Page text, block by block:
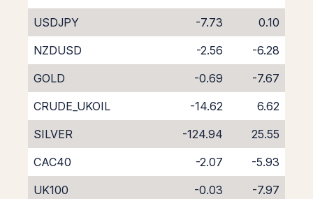
USDJPY
-7.73
0.10
NZDUSD
-2.56
-6.28
GOLD
-0.69
-7.67
CRUDE_UKOIL
-14.62
6.62
SILVER
-124.94
25.55
CAC40
-2.07
-5.93
UK100
-0.03
-7.97